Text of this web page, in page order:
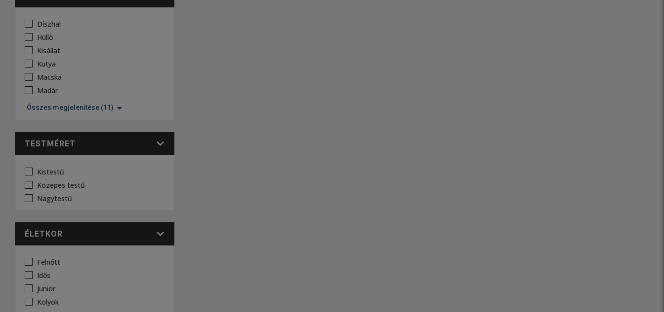
Díszhal
Hüllő
Kisállat
Kutya
Macska
Madár
Összes megjelenítése (11)
TESTMÉRET
Kistestű
Közepes testű
Nagytestű
ÉLETKOR
Felnőtt
Idős
Junior
Kölyök